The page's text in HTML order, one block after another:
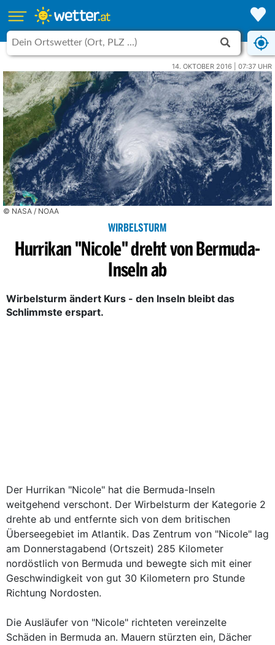
14. OKTOBER 2016 | 07:37 UHR
© NASA / NOAA
WIRBELSTURM
Hurrikan "Nicole" dreht von Bermuda-
Inseln ab
Wirbelsturm ändert Kurs - den Inseln bleibt das
Schlimmste erspart.
Der Hurrikan "Nicole" hat die Bermuda-Inseln
weitgehend verschont. Der Wirbelsturm der Kategorie 2
drehte ab und entfernte sich von dem britischen
Überseegebiet im Atlantik. Das Zentrum von "Nicole" lag
am Donnerstagabend (Ortszeit) 285 Kilometer
nordöstlich von Bermuda und bewegte sich mit einer
Geschwindigkeit von gut 30 Kilometern pro Stunde
Richtung Nordosten.
Die Ausläufer von "Nicole" richteten vereinzelte
Schäden in Bermuda an. Mauern stürzten ein, Dächer